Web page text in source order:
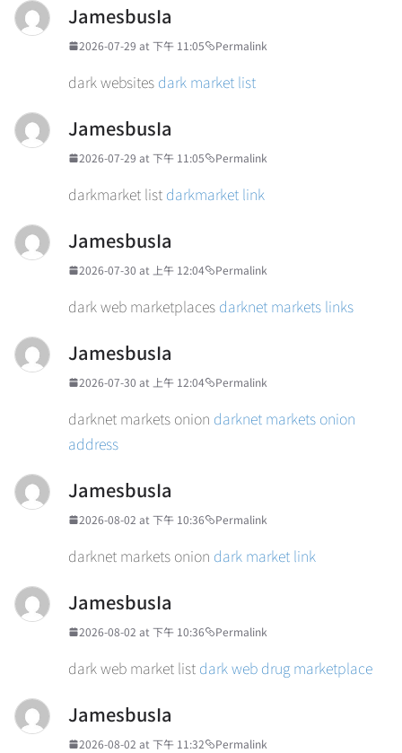
JamesbusIa
2026-07-29 at 下午 11:05 Permalink
dark websites dark market list
JamesbusIa
2026-07-29 at 下午 11:05 Permalink
darkmarket list darkmarket link
JamesbusIa
2026-07-30 at 上午 12:04 Permalink
dark web marketplaces darknet markets links
JamesbusIa
2026-07-30 at 上午 12:04 Permalink
darknet markets onion darknet markets onion
address
JamesbusIa
2026-08-02 at 下午 10:36 Permalink
darknet markets onion dark market link
JamesbusIa
2026-08-02 at 下午 10:36 Permalink
dark web market list dark web drug marketplace
JamesbusIa
2026-08-02 at 下午 11:32 Permalink